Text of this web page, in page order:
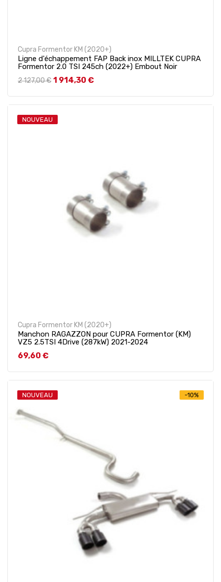
Cupra Formentor KM (2020+)
Ligne d'échappement FAP Back inox MILLTEK CUPRA
Formentor 2.0 TSI 245ch (2022+) Embout Noir
Prix de base
2 127,00 € Prix
1 914,30 €
Cupra Formentor KM (2020+)
Manchon RAGAZZON pour CUPRA Formentor (KM)
VZ5 2.5TSI 4Drive (287kW) 2021-2024
Prix
69,60 €
NOUVEAU
NOUVEAU -10%